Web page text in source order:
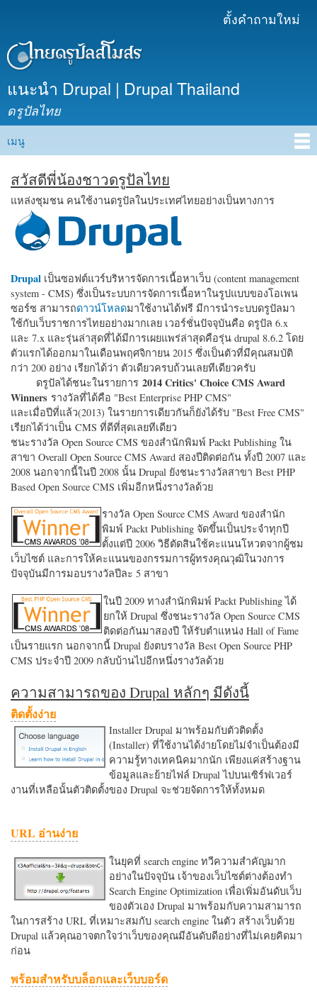
เนื้อหา
ตั้งคำถามใหม่
แนะนำ Drupal | Drupal Thailand
ดรูปัลไทย
Main menu
เมนู
สวัสดีพี่น้องชาวดรูปัลไทย
แหล่งชุมชน คนใช้งานดรูปัลในประเทศไทยอย่างเป็นทางการ
Drupal เป็นซอฟต์แวร์บริหารจัดการเนื้อหาเว็บ (content management
system - CMS) ซึ่งเป็นระบบการจัดการเนื้อหาในรูปแบบของโอเพน
ซอร์ซ สามารถดาวน์โหลดมาใช้งานได้ฟรี มีการนำระบบดรูปัลมา
ใช้กับเว็บราชการไทยอย่างมากเลย เวอร์ชั่นปัจจุบันคือ ดรูปัล 6.x
และ 7.x และรุ่นล่าสุดที่ได้มีการเผยแพร่ล่าสุดคือรุ่น drupal 8.6.2 โดย
ตัวแรกได้ออกมาในเดือนพฤศจิกายน 2015 ซึ่งเป็นตัวที่มีคุณสมบัติ
กว่า 200 อย่าง เรียกได้ว่า ตัวเดียวครบถ้วนเลยทีเดียวครับ
ดรูปัลได้ชนะในรายการ 2014 Critics' Choice CMS Award
Winners รางวัลที่ได้คือ "Best Enterprise PHP CMS"
และเมื่อปีที่แล้ว(2013) ในรายการเดียวกันก็ยังได้รับ "Best Free CMS"
เรียกได้ว่าเป็น CMS ที่ดีที่สุดเลยทีเดียว
ชนะรางวัล Open Source CMS ของสำนักพิมพ์ Packt Publishing ใน
สาขา Overall Open Source CMS Award สองปีติดต่อกัน ทั้งปี 2007 และ
2008 นอกจากนี้ในปี 2008 นั้น Drupal ยังชนะรางวัลสาขา Best PHP
Based Open Source CMS เพิ่มอีกหนึ่งรางวัลด้วย
รางวัล Open Source CMS Award ของสำนัก
พิมพ์ Packt Publishing จัดขึ้นเป็นประจำทุกปี
ตั้งแต่ปี 2006 วิธีตัดสินใช้คะแนนโหวตจากผู้ชม
เว็บไซต์ และการให้คะแนนของกรรมการผู้ทรงคุณวุฒิในวงการ
ปัจจุบันมีการมอบรางวัลปีละ 5 สาขา
ในปี 2009 ทางสำนักพิมพ์ Packt Publishing ได้
ยกให้ Drupal ซึ่งชนะรางวัล Open Source CMS
ติดต่อกันมาสองปี ให้รับตำแหน่ง Hall of Fame
เป็นรายแรก นอกจากนี้ Drupal ยังตบรางวัล Best Open Source PHP
CMS ประจำปี 2009 กลับบ้านไปอีกหนึ่งรางวัลด้วย
ความสามารถของ Drupal หลักๆ มีดังนี้
ติดตั้งง่าย
Installer Drupal มาพร้อมกับตัวติดตั้ง
(Installer) ที่ใช้งานได้ง่ายโดยไม่จำเป็นต้องมี
ความรู้ทางเทคนิคมากนัก เพียงแค่สร้างฐาน
ข้อมูลและย้ายไฟล์ Drupal ไปบนเซิร์ฟเวอร์
งานที่เหลือนั้นตัวติดตั้งของ Drupal จะช่วยจัดการให้ทั้งหมด
URL อ่านง่าย
ในยุคที่ search engine ทวีความสำคัญมาก
อย่างในปัจจุบัน เจ้าของเว็บไซต์ต่างต้องทำ
Search Engine Optimization เพื่อเพิ่มอันดับเว็บ
ของตัวเอง Drupal มาพร้อมกับความสามารถ
ในการสร้าง URL ที่เหมาะสมกับ search engine ในตัว สร้างเว็บด้วย
Drupal แล้วคุณอาจตกใจว่าเว็บของคุณมีอันดับดีอย่างที่ไม่เคยคิดมา
ก่อน
พร้อมสำหรับบล็อกและเว็บบอร์ด